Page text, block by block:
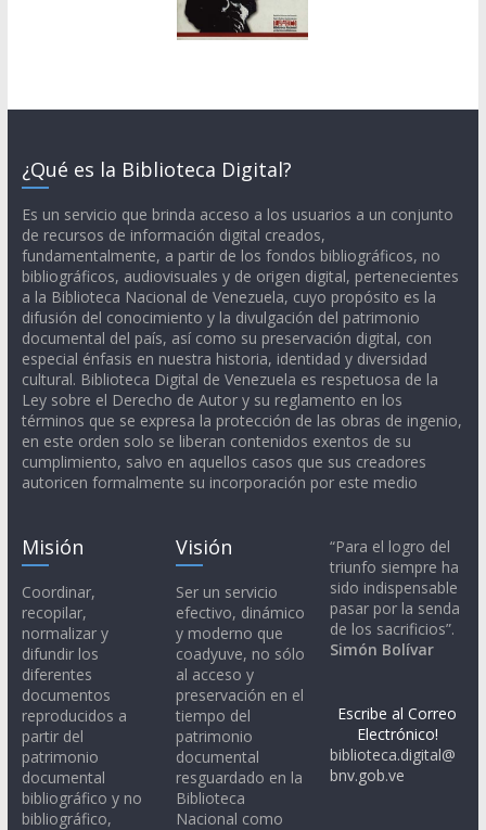
¿Qué es la Biblioteca Digital?
Es un servicio que brinda acceso a los usuarios a un conjunto
de recursos de información digital creados,
fundamentalmente, a partir de los fondos bibliográficos, no
bibliográficos, audiovisuales y de origen digital, pertenecientes
a la Biblioteca Nacional de Venezuela, cuyo propósito es la
difusión del conocimiento y la divulgación del patrimonio
documental del país, así como su preservación digital, con
especial énfasis en nuestra historia, identidad y diversidad
cultural. Biblioteca Digital de Venezuela es respetuosa de la
Ley sobre el Derecho de Autor y su reglamento en los
términos que se expresa la protección de las obras de ingenio,
en este orden solo se liberan contenidos exentos de su
cumplimiento, salvo en aquellos casos que sus creadores
autoricen formalmente su incorporación por este medio
Misión
Coordinar,
recopilar,
normalizar y
difundir los
diferentes
documentos
reproducidos a
partir del
patrimonio
documental
bibliográfico y no
bibliográfico,
Visión
Ser un servicio
efectivo, dinámico
y moderno que
coadyuve, no sólo
al acceso y
preservación en el
tiempo del
patrimonio
documental
resguardado en la
Biblioteca
Nacional como
“Para el logro del
triunfo siempre ha
sido indispensable
pasar por la senda
de los sacrificios”.
Simón Bolívar
Escribe al Correo
Electrónico!
biblioteca.digital@
bnv.gob.ve